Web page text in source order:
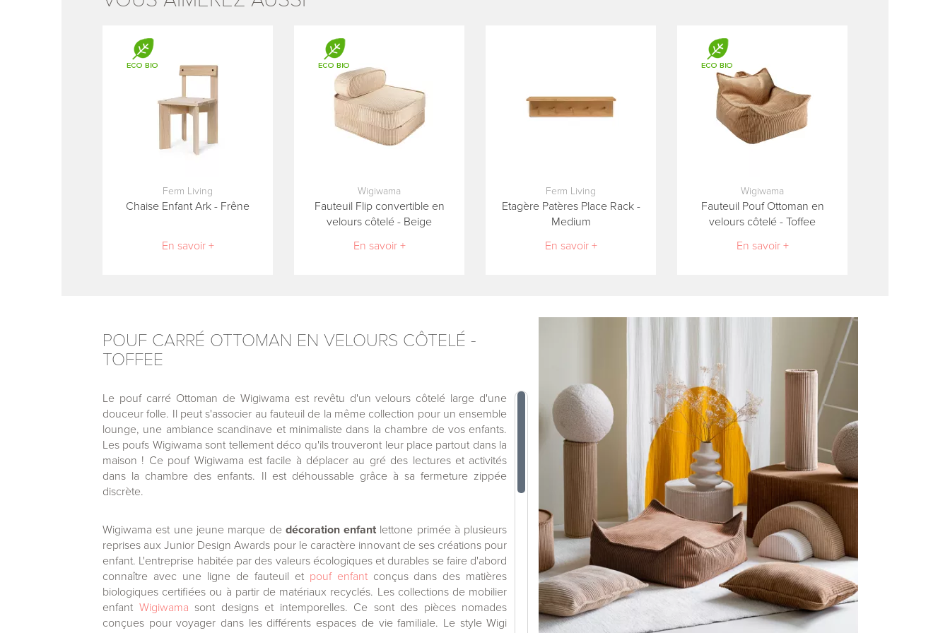
Ferm Living
Chaise Enfant Ark - Frêne
En savoir +
Wigiwama
Fauteuil Flip convertible en
velours côtelé - Beige
En savoir +
Ferm Living
Etagère Patères Place Rack -
Medium
En savoir +
Wigiwama
Fauteuil Pouf Ottoman en
velours côtelé - Toffee
En savoir +
POUF CARRÉ OTTOMAN EN VELOURS CÔTELÉ -
TOFFEE
Le pouf carré Ottoman de Wigiwama est revêtu d'un velours côtelé large d'une
douceur folle. Il peut s'associer au fauteuil de la même collection pour un ensemble
lounge, une ambiance scandinave et minimaliste dans la chambre de vos enfants.
Les poufs Wigiwama sont tellement déco qu'ils trouveront leur place partout dans la
maison ! Ce pouf Wigiwama est facile à déplacer au gré des lectures et activités
dans la chambre des enfants. Il est déhoussable grâce à sa fermeture zippée
discrète.
Wigiwama est une jeune marque de décoration enfant lettone primée à plusieurs
reprises aux Junior Design Awards pour le caractère innovant de ses créations pour
enfant. L'entreprise habitée par des valeurs écologiques et durables se faire d'abord
connaître avec une ligne de fauteuil et pouf enfantconçus dans des matières
biologiques certifiées ou à partir de matériaux recyclés. Les collections de mobilier
enfant Wigiwama sont designs et intemporelles. Ce sont des pièces nomades
conçues pour voyager dans les différents espaces de vie familiale. Le style Wigi